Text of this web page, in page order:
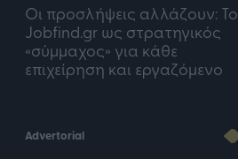
Οι προσλήψεις αλλάζουν: To
Jobfind.gr ως στρατηγικός
«σύμμαχος» για κάθε
επιχείρηση και εργαζόμενο
Advertorial